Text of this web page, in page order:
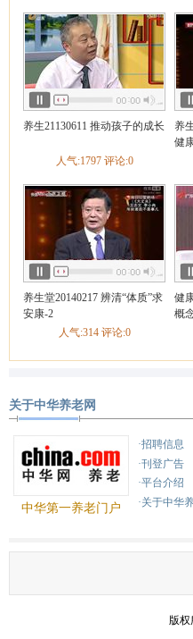
健康之路
养生21130611 推动孩子的成长
人气:1797 评论:0
养
健
养生堂20140217 辨清“体质”求
安康-2
人气:314 评论:0
健
概
关于中华养老网
中华第一养老门户
·招聘信息
·刊登广告
·平台介绍
·关于中华
版权